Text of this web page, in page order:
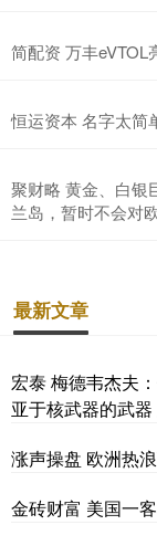
简配资 万丰eVTOL
恒运资本 名字太简
聚财略 黄金、白银
兰岛，暂时不会对
最新文章
宏泰 梅德韦杰夫
亚于核武器的武
涨声操盘 欧洲热
金砖财富 美国一